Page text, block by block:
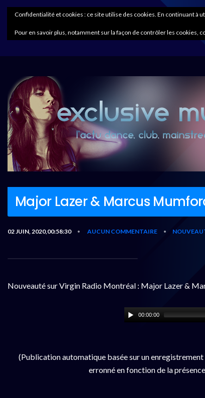
Major Lazer & Marcus
02 JUIN, 2020,00:58:30 • AUCUN COMMENTAIRE •
Nouveauté sur Virgin Radio Montréal : Major Lazer &
00:00:00
(Publication automatique basée sur un
erronné en fonction de la
Confidentialité et cookies : ce site utilise des cookies. En continuant à
Pour en savoir plus, notamment sur la façon de contrôler les cookies,